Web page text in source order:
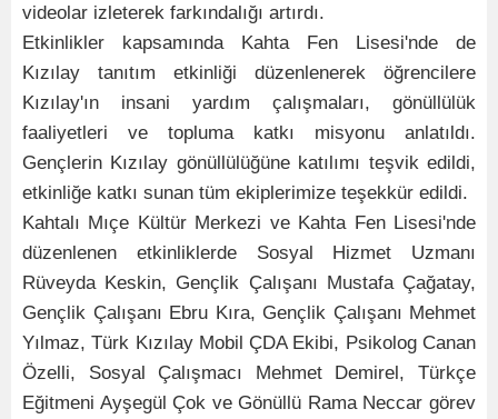
videolar izleterek farkındalığı artırdı.
Etkinlikler kapsamında Kahta Fen Lisesi'nde de
Kızılay tanıtım etkinliği düzenlenerek öğrencilere
Kızılay'ın insani yardım çalışmaları, gönüllülük
faaliyetleri ve topluma katkı misyonu anlatıldı.
Gençlerin Kızılay gönüllülüğüne katılımı teşvik edildi,
etkinliğe katkı sunan tüm ekiplerimize teşekkür edildi.
Kahtalı Mıçe Kültür Merkezi ve Kahta Fen Lisesi'nde
düzenlenen etkinliklerde Sosyal Hizmet Uzmanı
Rüveyda Keskin, Gençlik Çalışanı Mustafa Çağatay,
Gençlik Çalışanı Ebru Kıra, Gençlik Çalışanı Mehmet
Yılmaz, Türk Kızılay Mobil ÇDA Ekibi, Psikolog Canan
Özelli, Sosyal Çalışmacı Mehmet Demirel, Türkçe
Eğitmeni Ayşegül Çok ve Gönüllü Rama Neccar görev